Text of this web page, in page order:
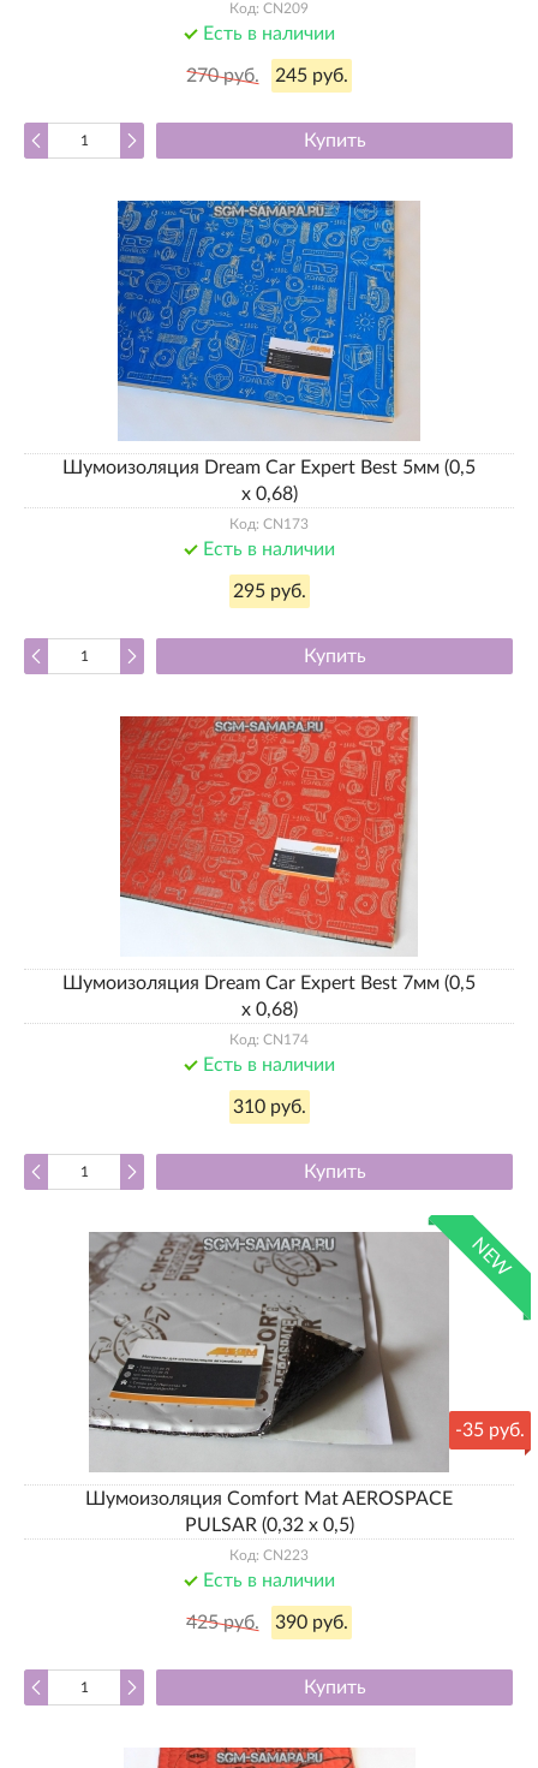
Код: CN209
Есть в наличии
270 руб. 245 руб.
Купить
Шумоизоляция Dream Car Expert Best 5мм (0,5
х 0,68)
Код: CN173
Есть в наличии
295 руб.
Купить
Шумоизоляция Dream Car Expert Best 7мм (0,5
х 0,68)
Код: CN174
Есть в наличии
310 руб.
Купить
-35 руб.
NEW
Шумоизоляция Comfort Mat AEROSPACE
PULSAR (0,32 х 0,5)
Код: CN223
Есть в наличии
425 руб. 390 руб.
Купить